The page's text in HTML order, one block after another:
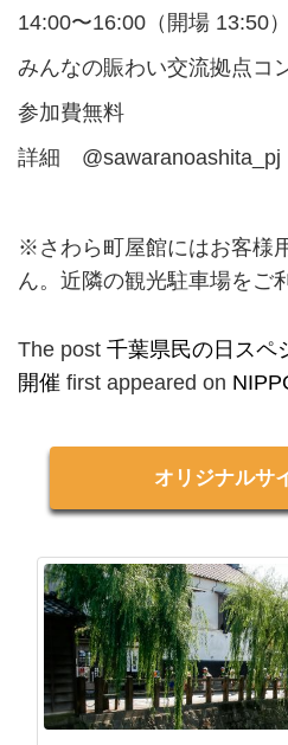
14:00〜16:00（開場 13:50）
みんなの賑わい交流拠点コ
参加費無料
詳細 @sawaranoashita_pj
※さわら町屋館にはお客様
ん。近隣の観光駐車場をご
The post 千葉県民の日ス
開催 first appeared on
オリジナルサ